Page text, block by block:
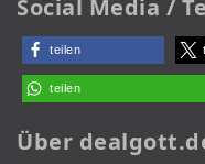
Social Media /
teilen
teilen
Über